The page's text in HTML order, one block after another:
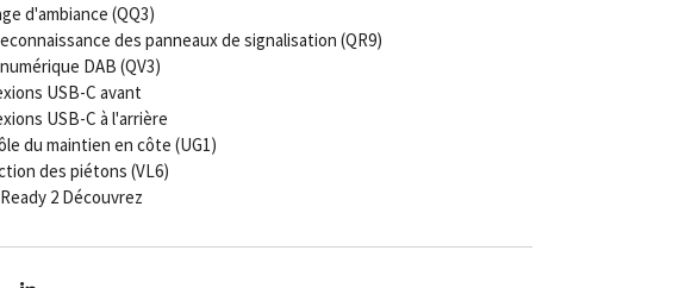
d'ambiance (QQ3)
des panneaux de signalisation (QR9)
DAB (QV3)
USB-C avant
USB-C à l'arrière
du maintien en côte (UG1)
des piétons (VL6)
2 Découvrez